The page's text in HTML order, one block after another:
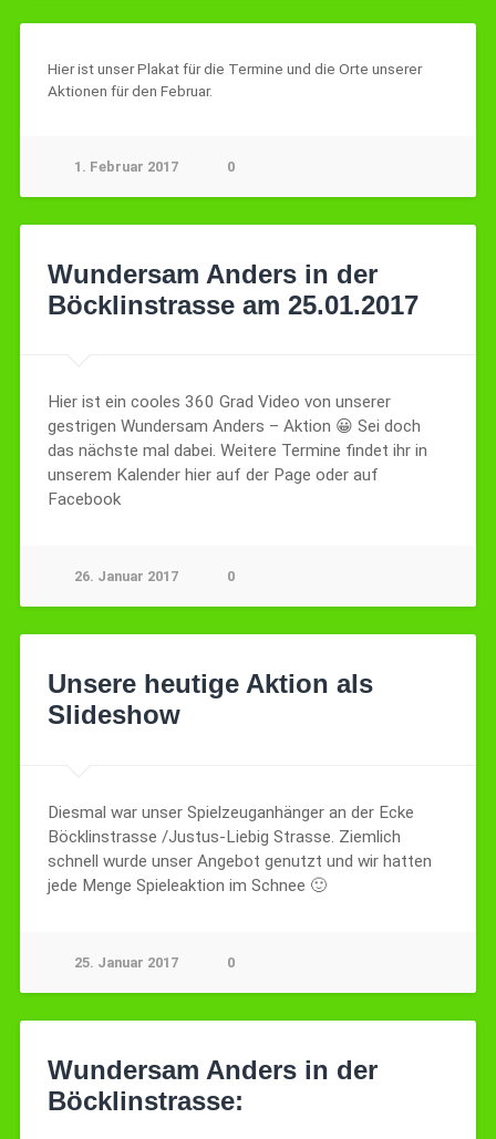
Hier ist unser Plakat für die Termine und die Orte unserer
Aktionen für den Februar.
1. Februar 2017 0
Wundersam Anders in der
Böcklinstrasse am 25.01.2017
Hier ist ein cooles 360 Grad Video von unserer
gestrigen Wundersam Anders – Aktion 😀 Sei doch
das nächste mal dabei. Weitere Termine findet ihr in
unserem Kalender hier auf der Page oder auf
Facebook
26. Januar 2017 0
Unsere heutige Aktion als
Slideshow
Diesmal war unser Spielzeuganhänger an der Ecke
Böcklinstrasse /Justus-Liebig Strasse. Ziemlich
schnell wurde unser Angebot genutzt und wir hatten
jede Menge Spieleaktion im Schnee 🙂
25. Januar 2017 0
Wundersam Anders in der
Böcklinstrasse: